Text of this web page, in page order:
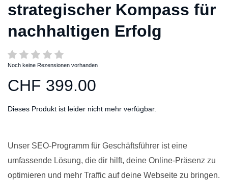
strategischer Kompass für
nachhaltigen Erfolg
Noch keine Rezensionen vorhanden
CHF 399.00
Dieses Produkt ist leider nicht mehr verfügbar.
Unser SEO-Programm für Geschäftsführer ist eine
umfassende Lösung, die dir hilft, deine Online-Präsenz zu
optimieren und mehr Traffic auf deine Webseite zu bringen.